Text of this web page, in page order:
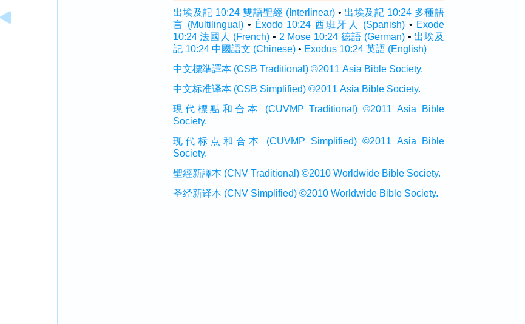
出埃及記 10:24 雙語聖經 (Interlinear) • 出埃及記 10:24 多種語
言 (Multilingual) • Éxodo 10:24 西班牙人 (Spanish) • Exode
10:24 法國人 (French) • 2 Mose 10:24 德語 (German) • 出埃及
記 10:24 中國語文 (Chinese)• Exodus 10:24 英語 (English)
中文標準譯本 (CSB Traditional) ©2011 Asia Bible Society.
中文标准译本 (CSB Simplified) ©2011 Asia Bible Society.
現代標點和合本 (CUVMP Traditional) ©2011 Asia Bible
Society.
现代标点和合本 (CUVMP Simplified) ©2011 Asia Bible
Society.
聖經新譯本 (CNV Traditional) ©2010 Worldwide Bible Society.
圣经新译本 (CNV Simplified) ©2010 Worldwide Bible Society.